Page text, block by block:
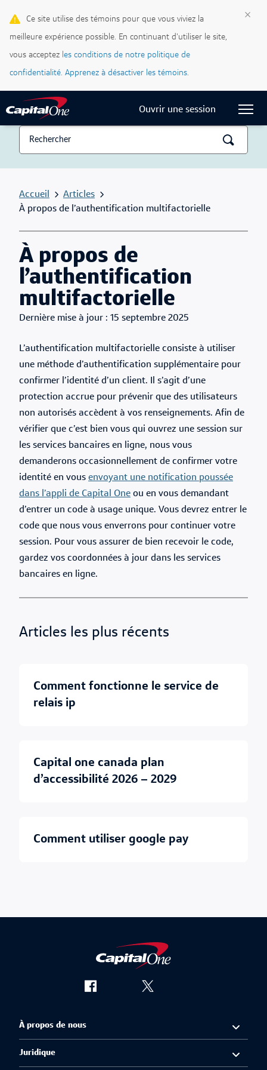
Accueil
Articles
À propos de l’authentification multifactorielle
À propos de
l’authentification
multifactorielle
Published Date 15 septembre 2025
L’authentification multifactorielle consiste à utiliser
une méthode d’authentification supplémentaire pour
confirmer l’identité d’un client. Il s’agit d’une
protection accrue pour prévenir que des utilisateurs
non autorisés accèdent à vos renseignements. Afin de
vérifier que c’est bien vous qui ouvrez une session sur
les services bancaires en ligne, nous vous
demanderons occasionnellement de confirmer votre
identité en vous envoyant une notification poussée
dans l’appli de Capital One ou en vous demandant
d’entrer un code à usage unique. Vous devrez entrer le
code que nous vous enverrons pour continuer votre
session. Pour vous assurer de bien recevoir le code,
gardez vos coordonnées à jour dans les services
bancaires en ligne.
Articles les plus récents
comment fonctionne le service de
relais ip
capital one canada plan
d’accessibilité 2026 – 2029
comment utiliser google pay
Ce site utilise des témoins pour que vous viviez la
meilleure expérience possible. En continuant d'utiliser le site,
vous acceptez les conditions de notre politique de
confidentialité. Apprenez à désactiver les témoins.
×
Blogue Ma vie, mon crédit
Centre d’assistance
Current Locale:
Français (Canada)
Ouvrir une session
À propos de nous
Juridique